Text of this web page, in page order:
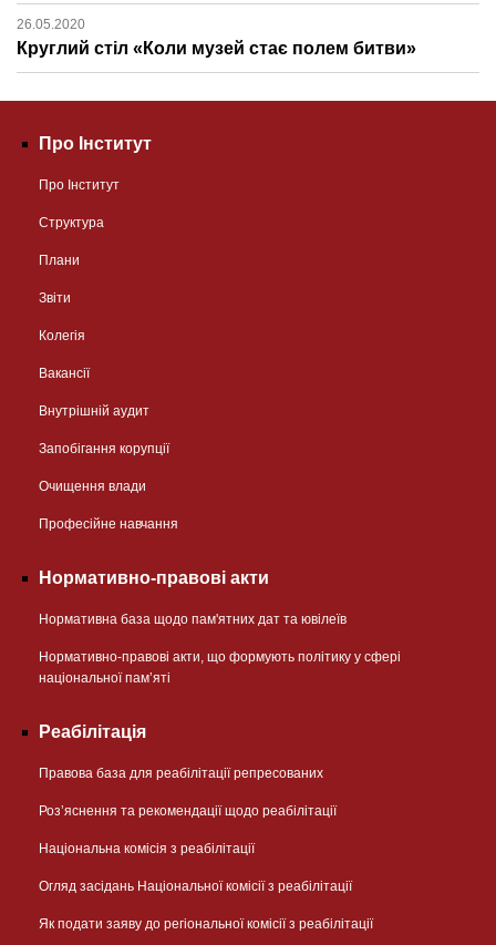
26.05.2020
Круглий стіл «Коли музей стає полем битви»
Про Інститут
Про Інститут
Структура
Плани
Звіти
Колегія
Вакансії
Внутрішній аудит
Запобігання корупції
Очищення влади
Професійне навчання
Нормативно-правові акти
Нормативна база щодо пам'ятних дат та ювілеїв
Нормативно-правові акти, що формують політику у сфері
національної памʼяті
Реабілітація
Правова база для реабілітації репресованих
Розʼяснення та рекомендації щодо реабілітації
Національна комісія з реабілітації
Огляд засідань Національної комісії з реабілітації
Як подати заяву до регіональної комісії з реабілітації